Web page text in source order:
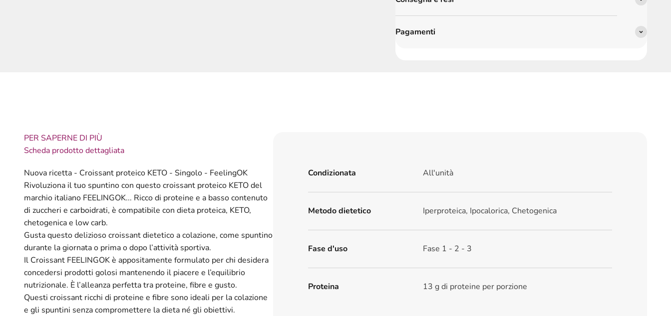
Pagamenti
PER SAPERNE DI PIÙ
Scheda prodotto dettagliata
Nuova ricetta - Croissant proteico KETO - Singolo - FeelingOK
Rivoluziona il tuo spuntino con questo croissant proteico KETO del
marchio italiano FEELINGOK... Ricco di proteine e a basso contenuto
di zuccheri e carboidrati, è compatibile con dieta proteica, KETO,
chetogenica e low carb.
Gusta questo delizioso croissant dietetico a colazione, come spuntino
durante la giornata o prima o dopo l’attività sportiva.
Il Croissant FEELINGOK è appositamente formulato per chi desidera
concedersi prodotti golosi mantenendo il piacere e l’equilibrio
nutrizionale. È l’alleanza perfetta tra proteine, fibre e gusto.
Questi croissant ricchi di proteine e fibre sono ideali per la colazione
e gli spuntini senza compromettere la dieta né gli obiettivi.
Condizionata All'unità
Metodo dietetico Iperproteica, Ipocalorica, Chetogenica
Fase d'uso Fase 1 - 2 - 3
Proteina 13 g di proteine per porzione